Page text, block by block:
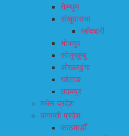
तेह्थुम
संखुवासभा
खाँदबारी
भोजपुर
सोलुखुम्बु
ओखलढुंगा
खोटाङ
उदयपुर
मधेस प्रदेश
बागमती प्रदेश
काठमाडौँ